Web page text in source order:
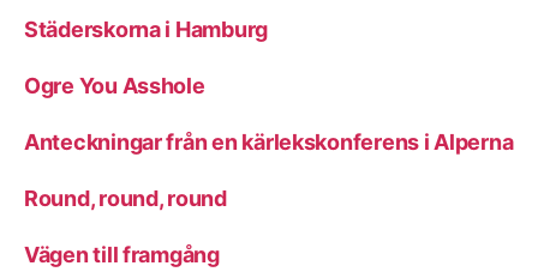
Städerskorna i Hamburg
Ogre You Asshole
Anteckningar från en kärlekskonferens i Alperna
Round, round, round
Vägen till framgång